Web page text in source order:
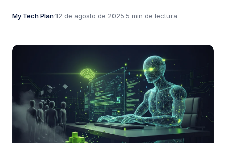
My Tech Plan·12 de agosto de 2025·5 min de lectura